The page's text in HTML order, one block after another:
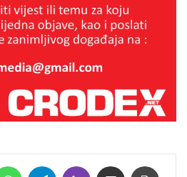
WhatsAppTelegram Viber Podijeli putem E-maila